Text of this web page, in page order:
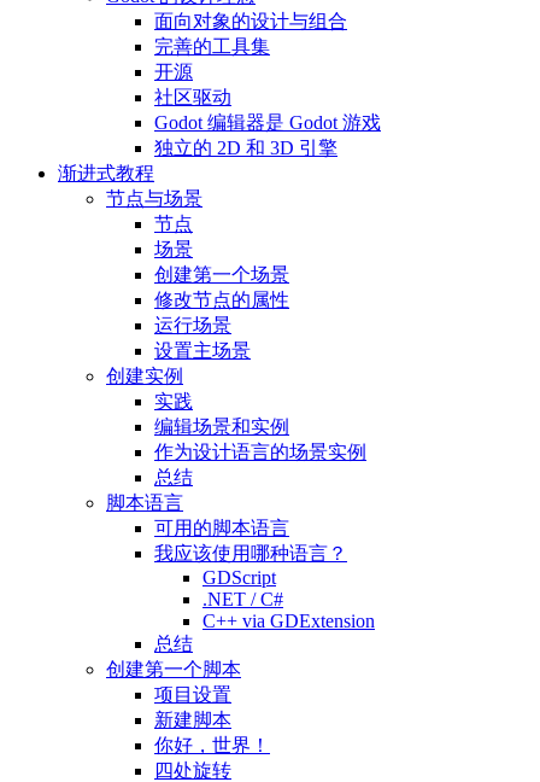
面向对象的设计与组合
完善的工具集
开源
社区驱动
Godot 编辑器是 Godot 游戏
独立的 2D 和 3D 引擎
渐进式教程
节点与场景
节点
场景
创建第一个场景
修改节点的属性
运行场景
设置主场景
创建实例
实践
编辑场景和实例
作为设计语言的场景实例
总结
脚本语言
可用的脚本语言
我应该使用哪种语言？
GDScript
.NET / C#
C++ via GDExtension
总结
创建第一个脚本
项目设置
新建脚本
你好，世界！
四处旋转